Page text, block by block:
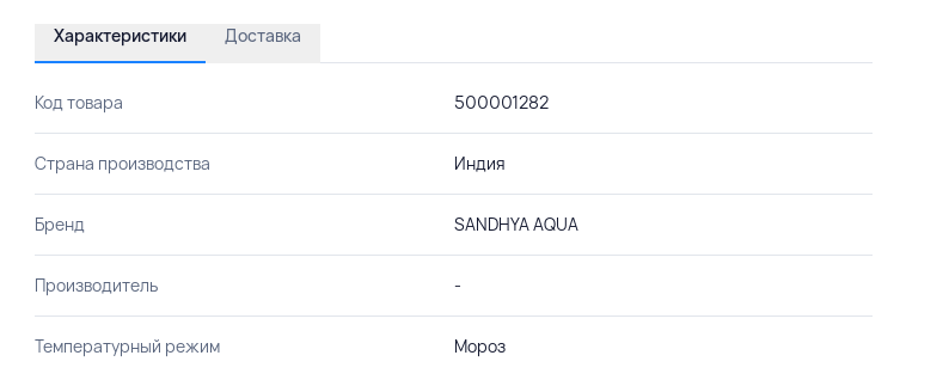
Характеристики Доставка
Код товара 500001282
Страна производства Индия
Бренд SANDHYA AQUA
Производитель -
Температурный режим Мороз